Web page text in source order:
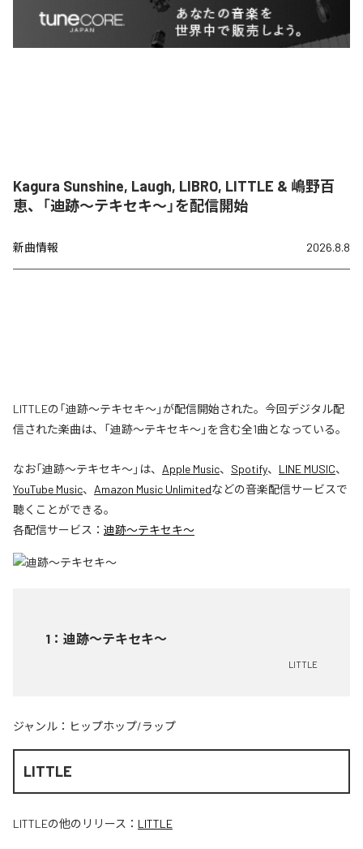
Kagura Sunshine, Laugh, LIBRO, LITTLE & 嶋野百
恵、「迪跡〜テキセキ〜」を配信開始
新曲情報 2026.8.8
LITTLEの「迪跡〜テキセキ〜」が配信開始された。今回デジタル配
信された楽曲は、「迪跡〜テキセキ〜」を含む全1曲となっている。
なお「迪跡〜テキセキ〜」は、 Apple Music、 Spotify、 LINE MUSIC、
YouTube Music、 Amazon Music Unlimitedなどの音楽配信サービスで
聴くことができる。
各配信サービス： 迪跡〜テキセキ〜
1 ： 迪跡〜テキセキ〜
LITTLE
ジャンル： ヒップホップ/ラップ
LITTLE
LITTLEの他のリリース： LITTLE